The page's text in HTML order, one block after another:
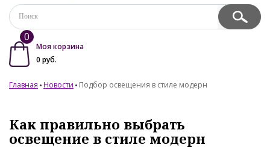
0
Моя корзина
0 руб.
Главная Новости Подбор освещения в стиле модерн
Как правильно выбрать
освещение в стиле модерн